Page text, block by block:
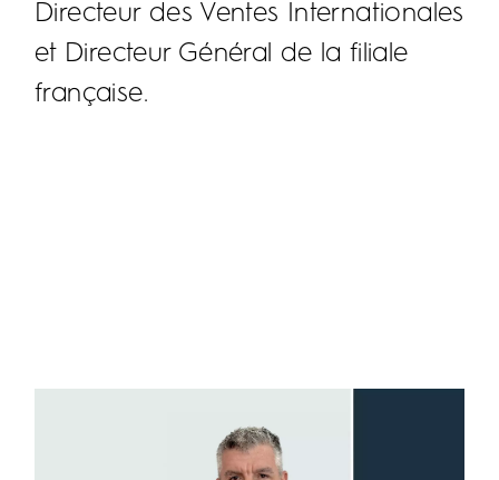
Directeur des Ventes Internationales
et Directeur Général de la filiale
française.